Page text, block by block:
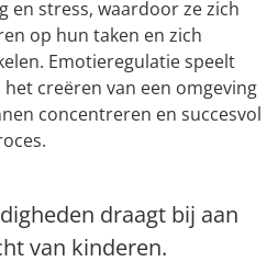
en stress, waardoor ze zich
op hun taken en zich
Emotieregulatie speelt
creëren van een omgeving
concentreren en succesvol
draagt bij aan
van kinderen.